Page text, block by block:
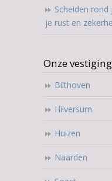
Scheiden
je rust en
Onze
Bilthoven
Hilversum
Huizen
Naarden